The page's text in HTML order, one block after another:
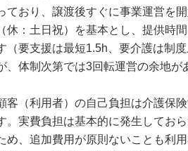
ており、譲渡後すぐに事業運営を
休：土日祝）を基本とし、提供時
（要支援は最短1.5h、要介護は制
、体制次第では3回転運営の余地が
客（利用者）の自己負担は介護保
。実費負担は基本的に発生してお
め、追加費用が原則ないことも利